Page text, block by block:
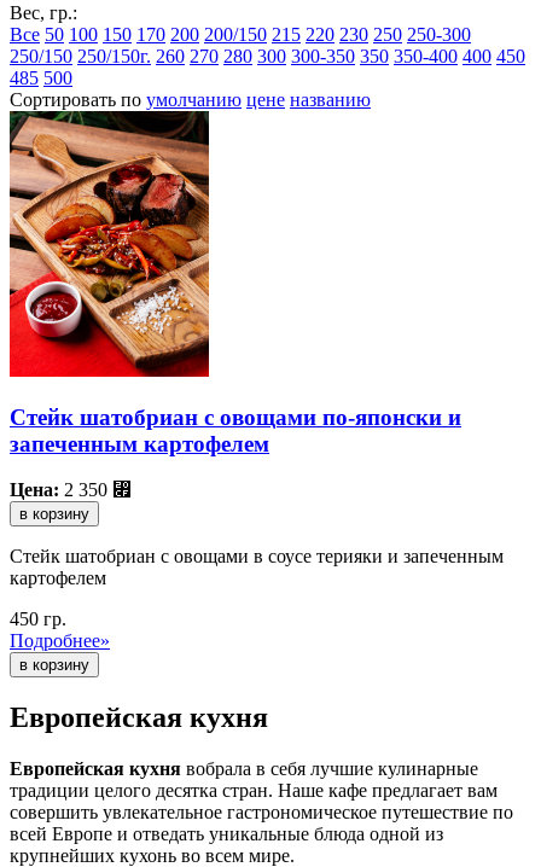
Вес, гр.:
Все 50 100 150 170 200 200/150 215 220 230 250 250-300
250/150 250/150г. 260 270 280 300 300-350 350 350-400 400 450
485 500
Сортировать по умолчанию цене названию
Стейк шатобриан с овощами по-японски и
запеченным картофелем
Цена: 2 350 ⃏
в корзину
Стейк шатобриан с овощами в соусе терияки и запеченным
картофелем
450 гр.
Подробнее»
Европейская кухня
Европейская кухня вобрала в себя лучшие кулинарные
традиции целого десятка стран. Наше кафе предлагает вам
совершить увлекательное гастрономическое путешествие по
всей Европе и отведать уникальные блюда одной из
крупнейших кухонь во всем мире.